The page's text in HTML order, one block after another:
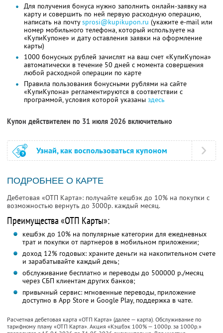
Для получения бонуса нужно заполнить онлайн-заявку на
карту и совершить по ней первую расходную операцию,
написать на почтуsprosi@kupikupon.ru (укажите e-mail или
номер мобильного телефона, который используете на
«КупиКупоне» и дату оставления заявки на оформление
карты)
1000 бонусных рублей зачислят на ваш счет «КупиКупона»
автоматически в течение 50 дней с момента совершения
любой расходной операции по карте
Правила пользования бонусными рублями на сайте
«КупиКупона» регламентируются в соответствии с
программой, условия которой указаны здесь
Купон действителен по 31 июля 2026 включительно
Узнай, как воспользоваться купоном
ПОДРОБНЕЕ О КАРТЕ
Дебетовая «ОТП Карта»: получайте кешбэк до 10% на покупки с
возможностью вернуть до 3000р. каждый месяц.
Преимущества «ОТП Карты»:
кешбэк до 10% на популярные категории для ежедневных
трат и покупки от партнеров в мобильном приложении;
доход 12% годовых: храните деньги на накопительном счете
и зарабатывайте каждый день;
обслуживание бесплатно и переводы до 500000 р./месяц
через СБП клиентам других банков;
привычный сервис: мгновенные переводы, приложение
доступно в App Store и Google Play, поддержка в чате.
Расчетная дебетовая карта «ОТП Карта» (далее — карта). Обслуживание по
тарифному плану «ОТП Карта». Акция «Кэшбэк 100% — 1000р. за 1000р.»